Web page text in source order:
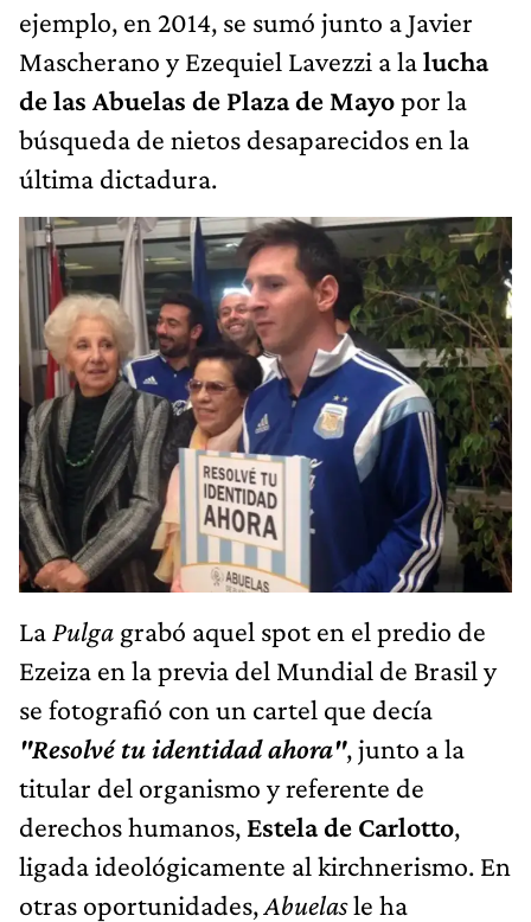
ejemplo, en 2014, se sumó junto a Javier
Mascherano y Ezequiel Lavezzi a lalucha
de las Abuelas de Plaza de Mayopor la
búsqueda de nietos desaparecidos en la
última dictadura.
La Pulga grabó aquel spot en el predio de
Ezeiza en la previa del Mundial de Brasil y
se fotografió con un cartel que decía
"Resolvé tu identidad ahora", junto a la
titular del organismo y referente de
derechos humanos, Estela de Carlotto,
ligada ideológicamente al kirchnerismo. En
otras oportunidades,Abuelasle ha